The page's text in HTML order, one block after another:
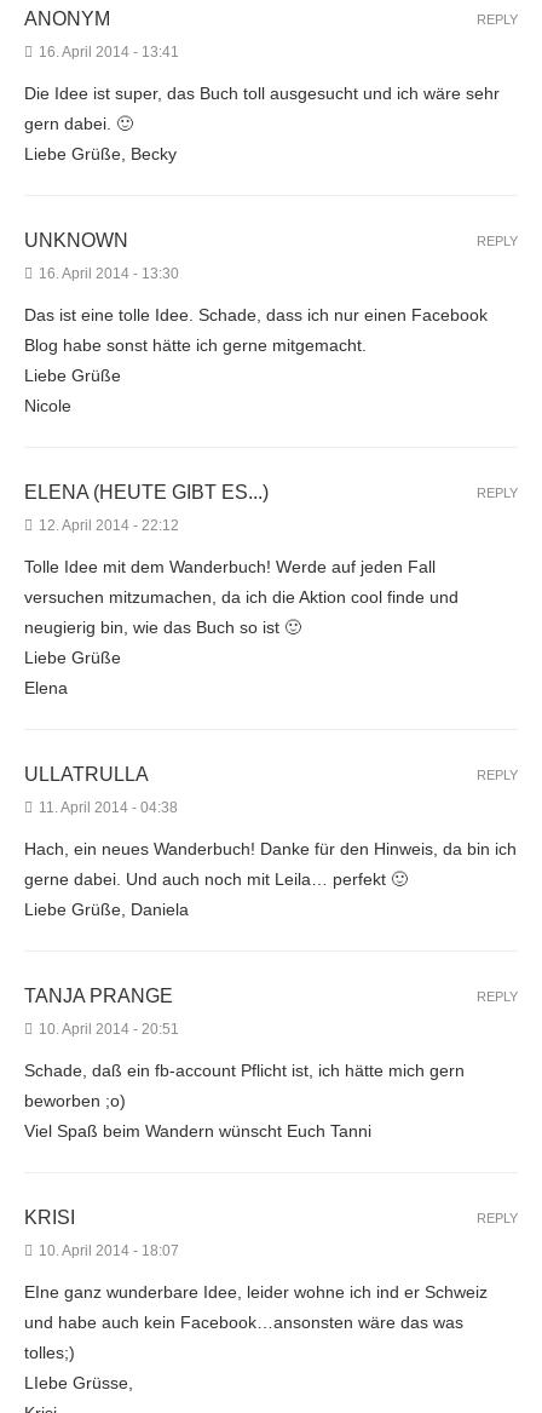
ANONYM
16. April 2014 - 13:41
Die Idee ist super, das Buch toll ausgesucht und ich wäre sehr
gern dabei. 🙂
Liebe Grüße, Becky
REPLY
UNKNOWN
16. April 2014 - 13:30
Das ist eine tolle Idee. Schade, dass ich nur einen Facebook
Blog habe sonst hätte ich gerne mitgemacht.
Liebe Grüße
Nicole
REPLY
ELENA (HEUTE GIBT ES...)
12. April 2014 - 22:12
Tolle Idee mit dem Wanderbuch! Werde auf jeden Fall
versuchen mitzumachen, da ich die Aktion cool finde und
neugierig bin, wie das Buch so ist 🙂
Liebe Grüße
Elena
REPLY
ULLATRULLA
11. April 2014 - 04:38
Hach, ein neues Wanderbuch! Danke für den Hinweis, da bin ich
gerne dabei. Und auch noch mit Leila… perfekt 🙂
Liebe Grüße, Daniela
REPLY
TANJA PRANGE
10. April 2014 - 20:51
Schade, daß ein fb-account Pflicht ist, ich hätte mich gern
beworben ;o)
Viel Spaß beim Wandern wünscht Euch Tanni
REPLY
KRISI
10. April 2014 - 18:07
EIne ganz wunderbare Idee, leider wohne ich ind er Schweiz
und habe auch kein Facebook…ansonsten wäre das was
tolles;)
LIebe Grüsse,
REPLY